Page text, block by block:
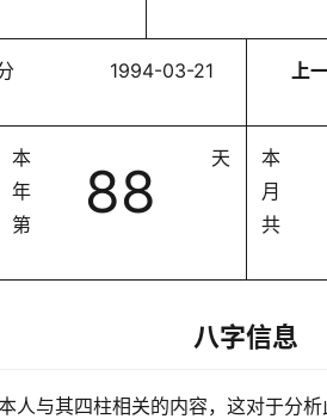
1994-03-21 上
本
年
第
88 天
本
月
共
八字信息
人与其四柱相关的内容，这对于分析